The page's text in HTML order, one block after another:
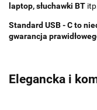
laptop, słuchawki BT
Standard USB - C to
gwarancja
Elegancka i